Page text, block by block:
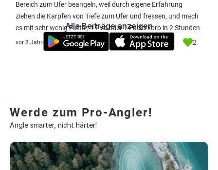
Bereich zum Ufer beangeln, weil durch eigene Erfahrung
ziehen die Karpfen von Tiefe zum Ufer und fressen, und mach
es mit sehr wenig Futter, 1 Pva oder 1 Futterkorb in 2 Stunden
vor 3 Jahre 2
Alle Beiträge anzeigen
Werde zum Pro-Angler!
Angle smarter, nicht härter!